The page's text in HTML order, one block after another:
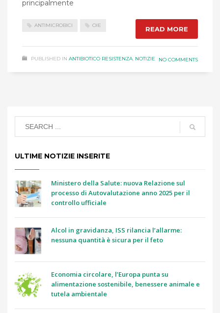
principalmente
ANTIMICROBICI OIE READ MORE
PUBLISHED IN ANTIBIOTICO RESISTENZA, NOTIZIE NO COMMENTS
ULTIME NOTIZIE INSERITE
Ministero della Salute: nuova Relazione sul
processo di Autovalutazione anno 2025 per il
controllo ufficiale
Alcol in gravidanza, ISS rilancia l’allarme:
nessuna quantità è sicura per il feto
Economia circolare, l’Europa punta su
alimentazione sostenibile, benessere animale e
tutela ambientale